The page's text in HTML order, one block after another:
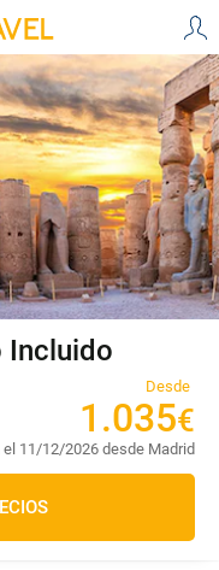
Incluido
Desde
1 .035€
el 11/12/2026 desde Madrid